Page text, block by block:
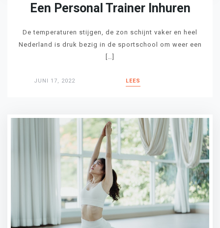
Een Personal Trainer Inhuren
De temperaturen stijgen, de zon schijnt vaker en heel
Nederland is druk bezig in de sportschool om weer een
[…]
JUNI 17, 2022 LEES